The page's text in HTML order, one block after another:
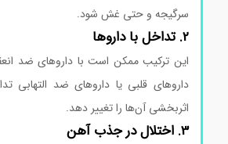
سرگیجه و حتی غش شود.
این ترکیب ممکن است با داروهای ضد انعقاد
داروهای قلبی یا داروهای ضد التهابی
اثربخشی آن‌ها را تغییر دهد.